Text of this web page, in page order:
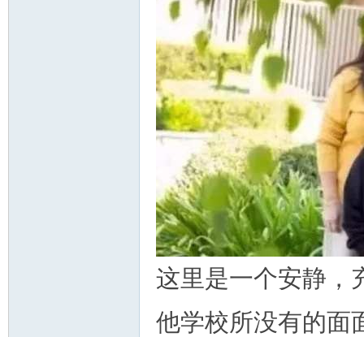
这里是一个安静，
他学校所没有的面